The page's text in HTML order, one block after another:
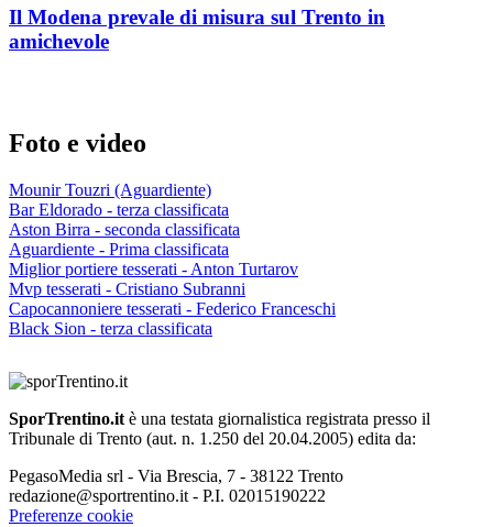
Il Modena prevale di misura sul Trento in
amichevole
Foto e video
Mounir Touzri (Aguardiente)
Bar Eldorado - terza classificata
Aston Birra - seconda classificata
Aguardiente - Prima classificata
Miglior portiere tesserati - Anton Turtarov
Mvp tesserati - Cristiano Subranni
Capocannoniere tesserati - Federico Franceschi
Black Sion - terza classificata
SporTrentino.it è una testata giornalistica registrata presso il
Tribunale di Trento (aut. n. 1.250 del 20.04.2005) edita da:
PegasoMedia srl - Via Brescia, 7 - 38122 Trento
redazione@sportrentino.it - P.I. 02015190222
Preferenze cookie